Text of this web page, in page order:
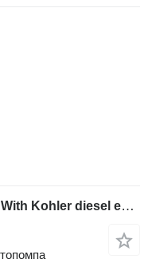
Gorman-Rupp S-line VPA3-70-L With Kohler diesel engine